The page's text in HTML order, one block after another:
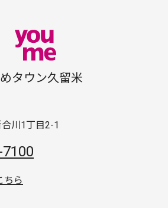
タウン久留米
川1丁目2-1
ちら